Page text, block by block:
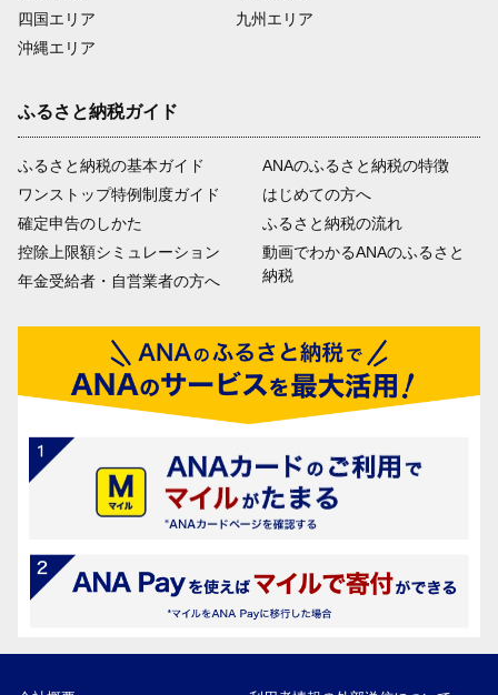
四国エリア
沖縄エリア
九州エリア
ふるさと納税ガイド
ふるさと納税の基本ガイド
ワンストップ特例制度ガイド
確定申告のしかた
控除上限額シミュレーション
年金受給者・自営業者の方へ
ANAのふるさと納税の特徴
はじめての方へ
ふるさと納税の流れ
動画でわかるANAのふるさと
納税